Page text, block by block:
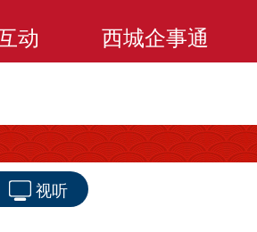
动 西城企事通
视听